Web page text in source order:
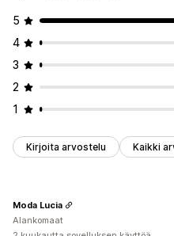
5
4
3
2
1
Kirjoita arvostelu Kaikki
Moda Lucia
Alankomaat